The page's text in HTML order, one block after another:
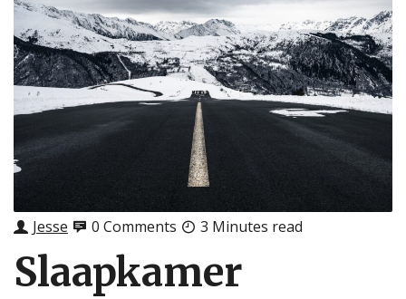
Jesse 0 Comments 3 Minutes read
Slaapkamer